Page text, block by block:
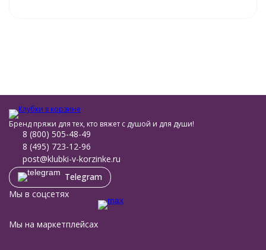
сравнительно недорогая. А расфасовка в мотках по 50 г
позволяет ещё и экономно её расходовать.
Бренд пряжи для тех, кто вяжет с душой и для души!
8 (800) 505-48-49
8 (495) 723-12-96
post@klubki-v-korzinke.ru
Telegram
Мы в соцсетях
Мы на маркетплейсах